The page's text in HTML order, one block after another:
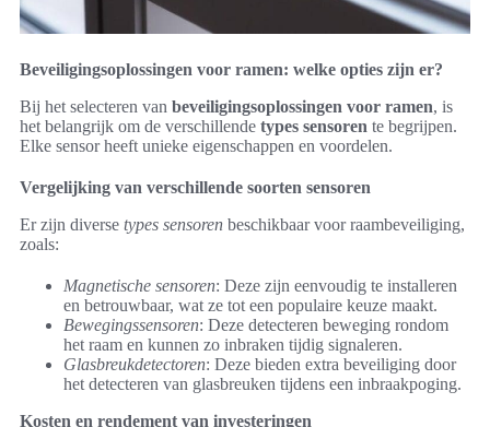
Beveiligingsoplossingen voor ramen: welke opties zijn er?
Bij het selecteren van beveiligingsoplossingen voor ramen, is
het belangrijk om de verschillende types sensoren te begrijpen.
Elke sensor heeft unieke eigenschappen en voordelen.
Vergelijking van verschillende soorten sensoren
Er zijn diverse types sensoren beschikbaar voor raambeveiliging,
zoals:
Magnetische sensoren: Deze zijn eenvoudig te installeren
en betrouwbaar, wat ze tot een populaire keuze maakt.
Bewegingssensoren: Deze detecteren beweging rondom
het raam en kunnen zo inbraken tijdig signaleren.
Glasbreukdetectoren: Deze bieden extra beveiliging door
het detecteren van glasbreuken tijdens een inbraakpoging.
Kosten en rendement van investeringen